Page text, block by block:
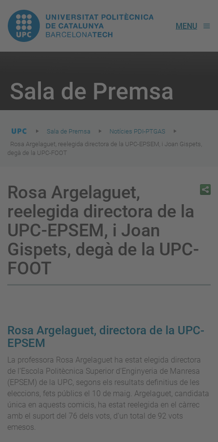
UPC.
Universitat
de
Catalunya
MENU
Sala de Premsa
here:
Sala de Premsa
Notícies PDI-PTGAS
Rosa Argelaguet, reelegida directora de la UPC-EPSEM, i Joan Gispets,
degà de la UPC-FOOT
Rosa Argelaguet,
reelegida directora de la
UPC-EPSEM, i Joan
Gispets, degà de la UPC-
FOOT
Rosa Argelaguet, directora de la UPC-
EPSEM
La professora Rosa Argelaguet ha estat elegida directora
de l’Escola Politècnica Superior d’Enginyeria de Manresa
(EPSEM) de la UPC, segons els resultats definitius de les
eleccions, fets públics el 10 de maig. Argelaguet, candidata
única en aquests comicis, ha estat reelegida en el càrrec
amb el suport del 76 dels vots, d’un total de 92 vots
emesos.